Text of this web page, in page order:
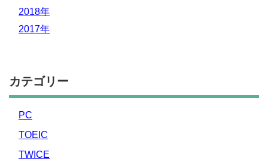
2018年
2017年
カテゴリー
PC
TOEIC
TWICE